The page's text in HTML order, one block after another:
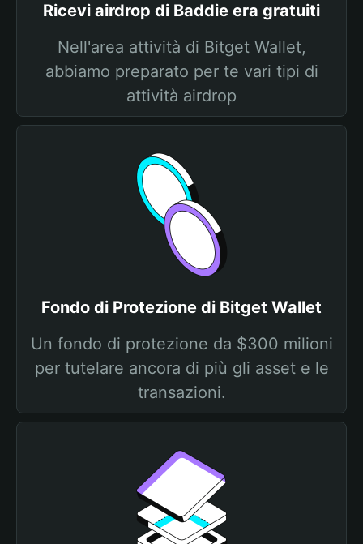
Ricevi airdrop di Baddie era gratuiti
Nell'area attività di Bitget Wallet,
abbiamo preparato per te vari tipi di
attività airdrop
Fondo di Protezione di Bitget Wallet
Un fondo di protezione da $300 milioni
per tutelare ancora di più gli asset e le
transazioni.